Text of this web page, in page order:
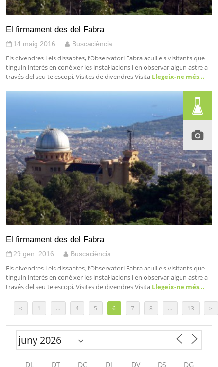
El firmament des del Fabra
14 maig 2016 Buscaciència
Els divendres i els dissabtes, l’Observatori Fabra acull els visitants que
tinguin interès en conèixer les instal·lacions i en observar algun astre a
través del seu telescopi. Visites de divendres Visita Llegeix-ne més…
El firmament des del Fabra
29 gen. 2016 Buscaciència
Els divendres i els dissabtes, l’Observatori Fabra acull els visitants que
tinguin interès en conèixer les instal·lacions i en observar algun astre a
través del seu telescopi. Visites de divendres Visita Llegeix-ne més…
< 1 … 4 5 6 7 8 … 13 >
DL DT DC DJ DV DS DG